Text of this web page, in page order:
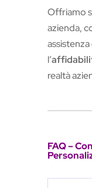
Offriamo
azienda,
l’
realtà
FAQ –